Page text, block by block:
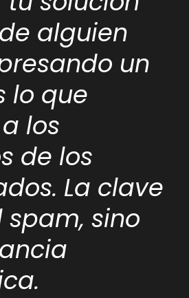
alguien
un
lo que
los
de los
La clave
spam, sino